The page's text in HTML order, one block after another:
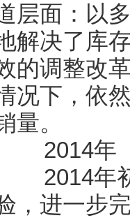
层面：以
解决了库
的调整改
况下，依
量。
2014年
2014年初
，进一步